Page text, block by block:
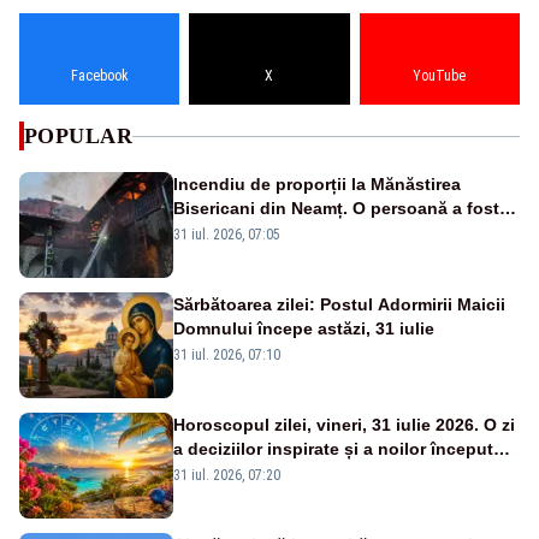
Facebook X YouTube
POPULAR
Incendiu de proporții la Mănăstirea
Bisericani din Neamț. O persoană a fost
găsită carbonizată - FOTO/ VIDEO
31 iul. 2026, 07:05
Sărbătoarea zilei: Postul Adormirii Maicii
Domnului începe astăzi, 31 iulie
31 iul. 2026, 07:10
Horoscopul zilei, vineri, 31 iulie 2026. O zi
a deciziilor inspirate și a noilor începuturi.
Vezi zodiile vizate
31 iul. 2026, 07:20